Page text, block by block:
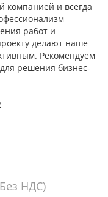
компанией и всегда
работ и
делают наше
Рекомендуем
решения бизнес-
НДС)